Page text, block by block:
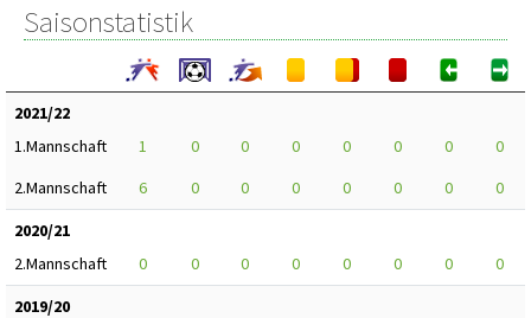
Saisonstatistik
2021/22
1.Mannschaft
1 0 0 0 0 0 0
0
2.Mannschaft
6 0 0 0 0 0 0
0
2020/21
2.Mannschaft
0 0 0 0 0 0 0
0
2019/20